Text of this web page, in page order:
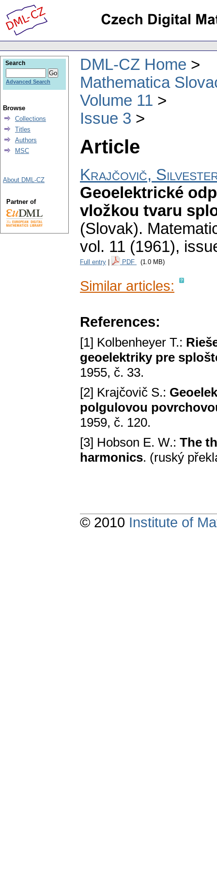
DML-CZ Home
Mathematica
Volume 11
Issue 3
Article
Krajčovič,
Geoelektrické
vložkou tvaru
(Slovak).
vol. 11 (1961),
Full entry PDF (1.0 MB)
Similar articles:
References:
[1] Kolbenheyer T.:
geoelektriky pre
1955, č. 33.
[2] Krajčovič S.:
polgulovou
1959, č. 120.
[3] Hobson E. W.: The
harmonics. (ruský
Search
Advanced Search
Browse
Collections
Titles
Authors
MSC
About DML-CZ
Partner of
© 2010 Institute of